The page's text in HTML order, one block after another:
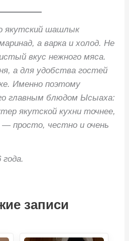
якутский шашлык
а варка и холод. Не
вкус нежного мяса.
а для удобства гостей
Именно поэтому
главным блюдом Ысыаха:
якутской кухни точнее,
просто, честно и очень
записи